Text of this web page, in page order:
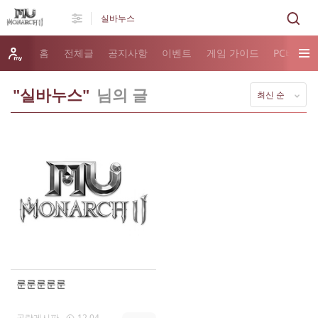
홈 전체글 공지사항 이벤트 게임 가이드 PC버전
"실바누스" 님의 글 최신 순
룬룬룬룬룬